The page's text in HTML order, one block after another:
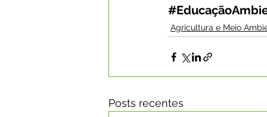
Agricultura e Meio
Posts recentes